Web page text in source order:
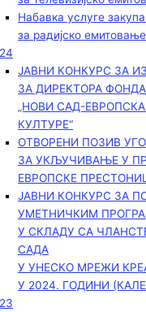
Набавка услуге
за радијско
ЈАВНИ КОНКУРС ЗА
ЗА ДИРЕКТОРА
„НОВИ САД-
КУЛТУРЕ“
ОТВОРЕНИ ПОЗИВ
ЗА УКЉУЧИВАЊЕ У
ЕВРОПСКЕ
ЈАВНИ КОНКУРС ЗА
УМЕТНИЧКИМ
У СКЛАДУ СА
САДА
У УНЕСКО МРЕЖИ
У 2024. ГОДИНИ